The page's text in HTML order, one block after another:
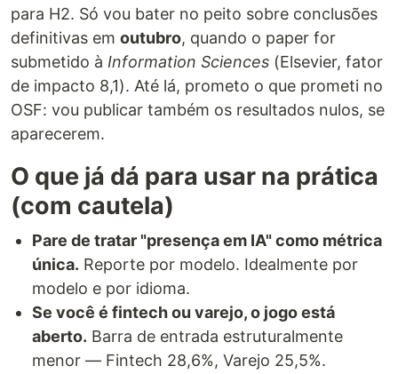
para H2. Só vou bater no peito sobre conclusões
definitivas em outubro, quando o paper for
submetido à Information Sciences (Elsevier, fator
de impacto 8,1). Até lá, prometo o que prometi no
OSF: vou publicar também os resultados nulos, se
aparecerem.
O que já dá para usar na prática
(com cautela)
Pare de tratar "presença em IA" como métrica
única. Reporte por modelo. Idealmente por
modelo e por idioma.
Se você é fintech ou varejo, o jogo está
aberto. Barra de entrada estruturalmente
menor — Fintech 28,6%, Varejo 25,5%.